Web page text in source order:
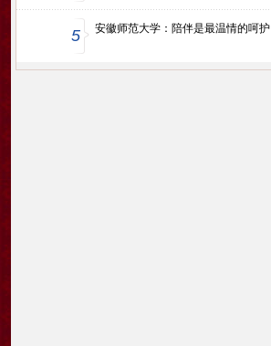
5 安徽师范大学：陪伴是最温情的呵护